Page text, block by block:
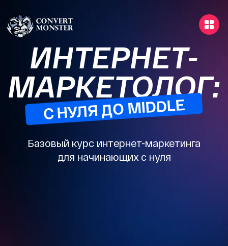
ИНТЕРНЕТ-
МАРКЕТОЛОГ:
Базовый курс интернет-маркетинга
для начинающих с нуля